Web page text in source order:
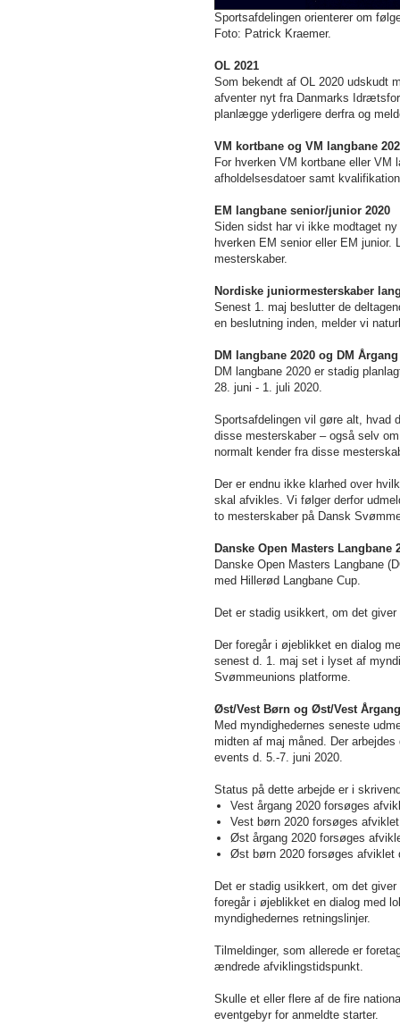
Sportsafdelingen orienterer om
Foto: Patrick Kraemer.
OL 2021
Som bekendt af OL 2020 udskudt
afventer nyt fra Danmarks
planlægge yderligere derfra og
VM kortbane og VM langbane
For hverken VM kortbane eller
afholdelsesdatoer samt
EM langbane senior/junior 2020
Siden sidst har vi ikke modtaget
hverken EM senior eller EM
mesterskaber.
Nordiske juniormesterskaber
Senest 1. maj beslutter de
en beslutning inden, melder vi
DM langbane 2020 og DM
DM langbane 2020 er stadig
28. juni - 1. juli 2020.
Sportsafdelingen vil gøre alt, hvad
disse mesterskaber – også selv
normalt kender fra disse
Der er endnu ikke klarhed over
skal afvikles. Vi følger derfor
to mesterskaber på Dansk
Danske Open Masters Langbane
Danske Open Masters Langbane
med Hillerød Langbane Cup.
Det er stadig usikkert, om det
Der foregår i øjeblikket en dialog
senest d. 1. maj set i lyset af
Svømmeunions platforme.
Øst/Vest Børn og Øst/Vest
Med myndighedernes seneste
midten af maj måned. Der
events d. 5.-7. juni 2020.
Status på dette arbejde er i
Vest årgang 2020 forsøges
Vest børn 2020 forsøges
Øst årgang 2020 forsøges
Øst børn 2020 forsøges afviklet
Det er stadig usikkert, om det
foregår i øjeblikket en dialog med
myndighedernes retningslinjer.
Tilmeldinger, som allerede er
ændrede afviklingstidspunkt.
Skulle et eller flere af de fire
eventgebyr for anmeldte starter.